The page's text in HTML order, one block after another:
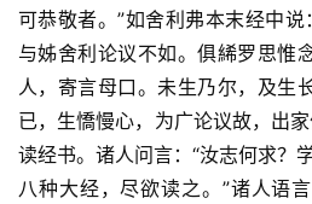
可恭敬者。”如舍利弗本末经中说
与姊舍利论议不如。俱絺罗思惟
人，寄言母口。未生乃尔，及生
已，生憍慢心，为广论议故，出
读经书。诸人问言：“汝志何求？
八种大经，尽欲读之。”诸人语